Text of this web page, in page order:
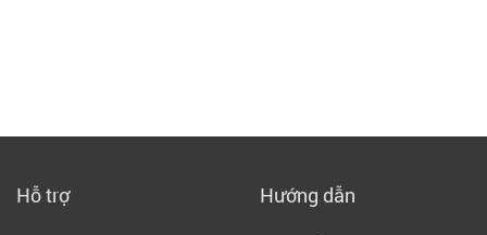
Hỗ trợ Hướng dẫn